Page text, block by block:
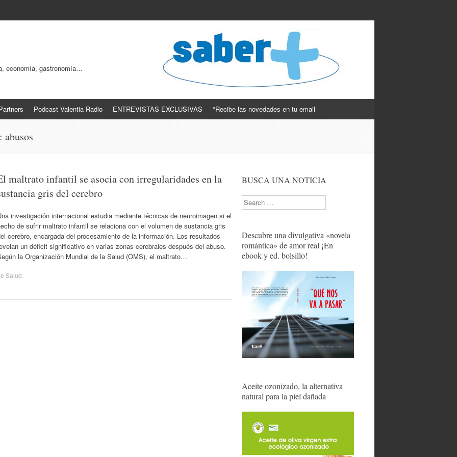
economía, gastronomía…
Podcast Valentia Radio ENTREVISTAS EXCLUSIVAS *Recibe las novedades en tu email
abusos
maltrato infantil se asocia con irregularidades en la
gris del cerebro
investigación internacional estudia mediante técnicas de neuroimagen si el
de sufrir maltrato infantil se relaciona con el volumen de sustancia gris
cerebro, encargada del procesamiento de la información. Los resultados
un déficit significativo en varias zonas cerebrales después del abuso.
la Organización Mundial de la Salud (OMS), el maltrato…
Salud
BUSCA UNA NOTICIA
Search
Descubre una divulgativa «novela
romántica» de amor real ¡En
ebook y ed. bolsillo!
Aceite ozonizado, la alternativa
natural para la piel dañada